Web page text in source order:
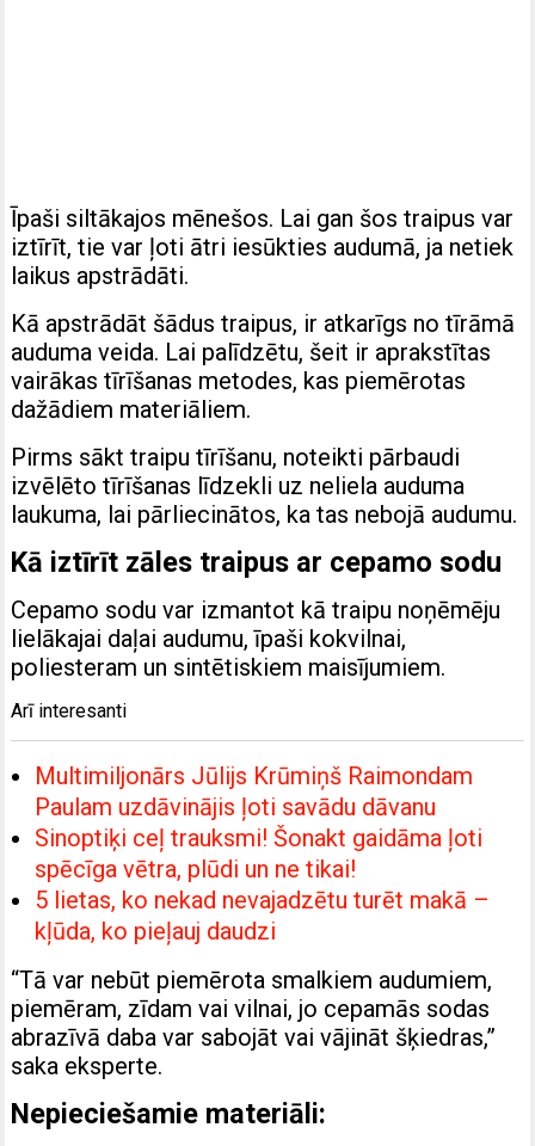
Īpaši siltākajos mēnešos. Lai gan šos traipus var
iztīrīt, tie var ļoti ātri iesūkties audumā, ja netiek
laikus apstrādāti.
Kā apstrādāt šādus traipus, ir atkarīgs no tīrāmā
auduma veida. Lai palīdzētu, šeit ir aprakstītas
vairākas tīrīšanas metodes, kas piemērotas
dažādiem materiāliem.
Pirms sākt traipu tīrīšanu, noteikti pārbaudi
izvēlēto tīrīšanas līdzekli uz neliela auduma
laukuma, lai pārliecinātos, ka tas nebojā audumu.
Kā iztīrīt zāles traipus ar cepamo sodu
Cepamo sodu var izmantot kā traipu noņēmēju
lielākajai daļai audumu, īpaši kokvilnai,
poliesteram un sintētiskiem maisījumiem.
Arī interesanti
Multimiljonārs Jūlijs Krūmiņš Raimondam
Paulam uzdāvinājis ļoti savādu dāvanu
Sinoptiķi ceļ trauksmi! Šonakt gaidāma ļoti
spēcīga vētra, plūdi un ne tikai!
5 lietas, ko nekad nevajadzētu turēt makā –
kļūda, ko pieļauj daudzi
“Tā var nebūt piemērota smalkiem audumiem,
piemēram, zīdam vai vilnai, jo cepamās sodas
abrazīvā daba var sabojāt vai vājināt šķiedras,”
saka eksperte.
Nepieciešamie materiāli: